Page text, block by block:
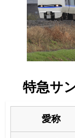
特急サ
愛称